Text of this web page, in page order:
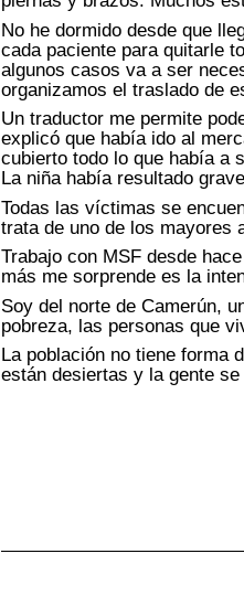
No he dormido desde que
cada paciente para quitarle
algunos casos va a ser
organizamos el traslado de
Un traductor me permite
explicó que había ido al
cubierto todo lo que había a
La niña había resultado
Todas las víctimas se
trata de uno de los mayores
Trabajo con MSF desde
más me sorprende es la
Soy del norte de Camerún,
pobreza, las personas que
La población no tiene forma
están desiertas y la gente